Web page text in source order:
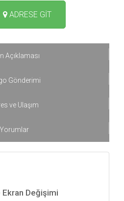
ADRESE GİT
Açıklaması
Gönderimi
ve Ulaşım
Yorumlar
Değişimi